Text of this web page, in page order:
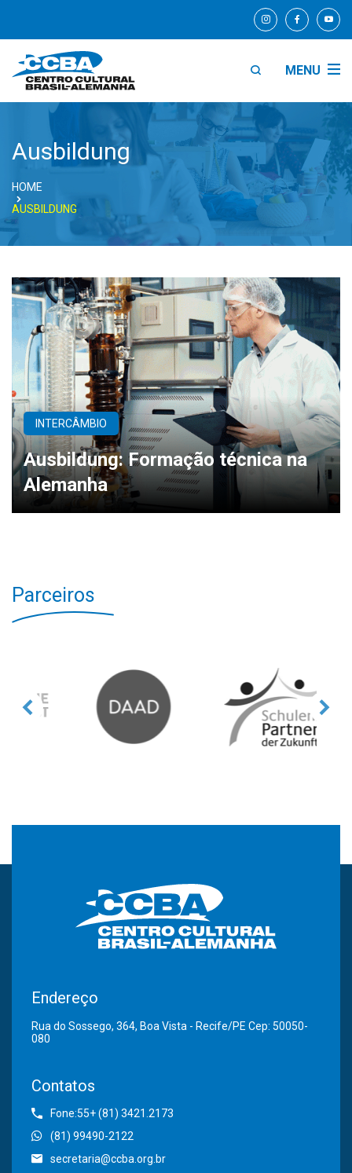
MENU
Ausbildung
HOME
AUSBILDUNG
INTERCÂMBIO
Ausbildung: Formação técnica na
Alemanha
Parceiros
Endereço
Rua do Sossego, 364, Boa Vista - Recife/PE Cep: 50050-
080
Contatos
Fone:55+ (81) 3421.2173
(81) 99490-2122
secretaria@ccba.org.br